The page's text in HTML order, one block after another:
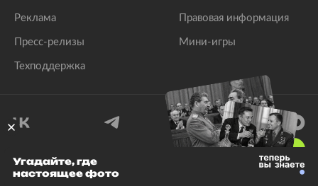
Реклама
Пресс-релизы
Техподдержка
Правовая информация
Мини-игры
© 1999–2026 Все права защищены.
Угадайте, где
настоящее фото